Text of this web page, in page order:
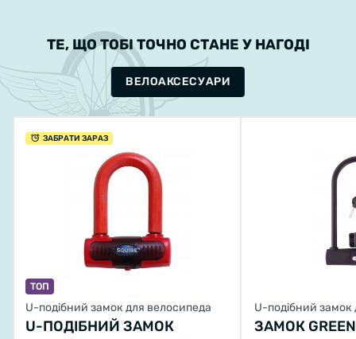
ТЕ, ЩО ТОБІ ТОЧНО СТАНЕ У НАГОДІ
ВЕЛОАКСЕСУАРИ
ЗАБРАТИ ЗАРАЗ
ТОП
U-подібний замок для велосипеда
U-ПОДІБНИЙ ЗАМОК
U-подібний
ЗАМОК